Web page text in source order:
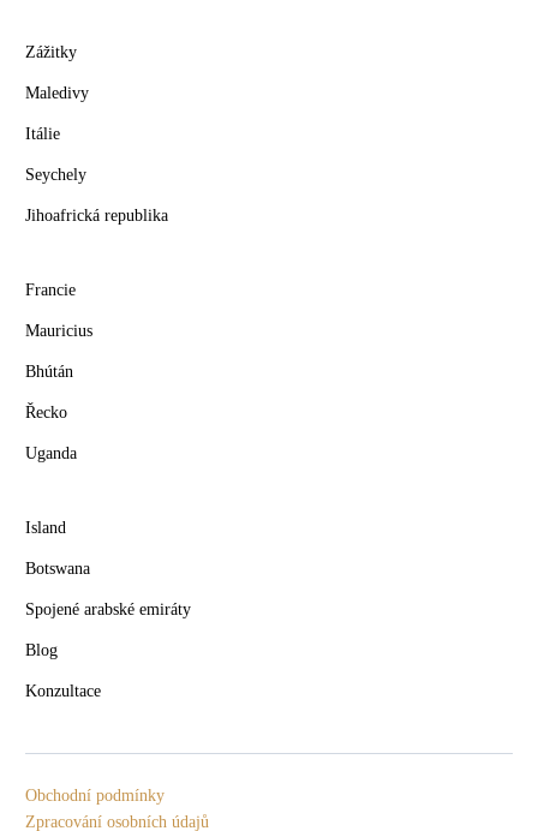
Zážitky
Maledivy
Itálie
Seychely
Jihoafrická republika
Francie
Mauricius
Bhútán
Řecko
Uganda
Island
Botswana
Spojené arabské emiráty
Blog
Konzultace
Obchodní podmínky
Zpracování osobních údajů